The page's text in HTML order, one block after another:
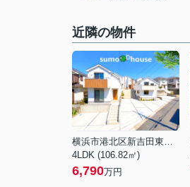
近隣の物件
横浜市港北区新吉田東１丁目
4LDK (106.82㎡)
6,790万円